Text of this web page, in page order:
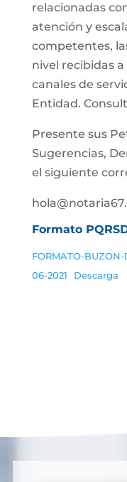
relacionadas
atención y
competentes,
nivel recibidas
canales de
Entidad.
Presente sus
Sugerencias,
el siguiente
Formato
FORMATO-BUZON-
06-2021
Descarga